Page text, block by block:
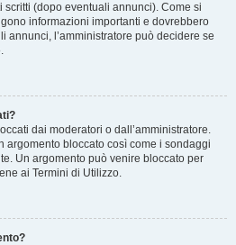
(dopo eventuali annunci). Come si
informazioni importanti e dovrebbero
annunci, l’amministratore può decidere se
dai moderatori o dall’amministratore.
argomento bloccato così come i sondaggi
Un argomento può venire bloccato per
ai Termini di Utilizzo.